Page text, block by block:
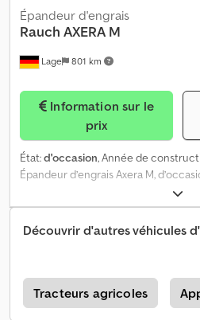
Lage 801 km
Épandeur d'engrais
Rauch AXERA M
prix
État:d'occasion, Année de
Épandeur d’engrais Axera M,
Équipement de série, année de
réservoir Commande électrique
Quantron M Éclairage Dcjdpfozqpv
Découvrir d'autres véhicules
Tracteurs agricoles